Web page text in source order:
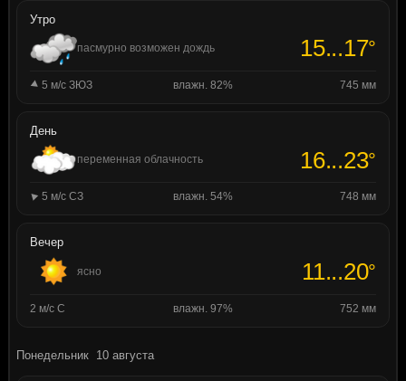
Утро
пасмурно возможен дождь 15...17°
5 м/с ЗЮЗ влажн. 82% 745 мм
День
переменная облачность 16...23°
5 м/с СЗ влажн. 54% 748 мм
Вечер
ясно 11...20°
2 м/с С влажн. 97% 752 мм
Понедельник10 августа